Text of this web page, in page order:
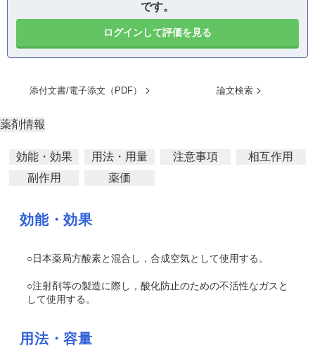
です。
ログインして評価を見る
添付文書/電子添文（PDF） 論文検索
薬剤情報
効能・効果 用法・用量 注意事項
相互作用
副作用
薬価
効能・効果
○日本薬局方酸素と混合し，合成空気として使用する。
○注射剤等の製造に際し，酸化防止のための不活性なガスと
して使用する。
用法・容量